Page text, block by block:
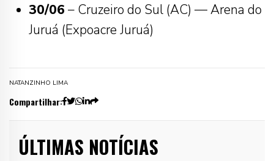
30/06 – Cruzeiro do Sul (AC) — Arena do
Juruá (Expoacre Juruá)
NATANZINHO LIMA
Compartilhar:
ÚLTIMAS NOTÍCIAS